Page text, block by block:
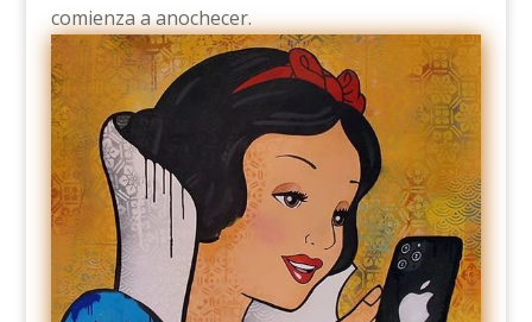
comienza a anochecer.